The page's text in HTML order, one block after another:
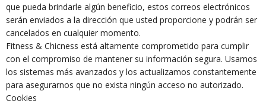
que pueda brindarle algún beneficio, estos correos electrónicos
serán enviados a la dirección que usted proporcione y podrán ser
cancelados en cualquier momento.
Fitness & Chicness está altamente comprometido para cumplir
con el compromiso de mantener su información segura. Usamos
los sistemas más avanzados y los actualizamos constantemente
para asegurarnos que no exista ningún acceso no autorizado.
Cookies